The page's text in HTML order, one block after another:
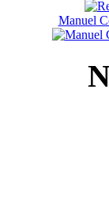
Manuel